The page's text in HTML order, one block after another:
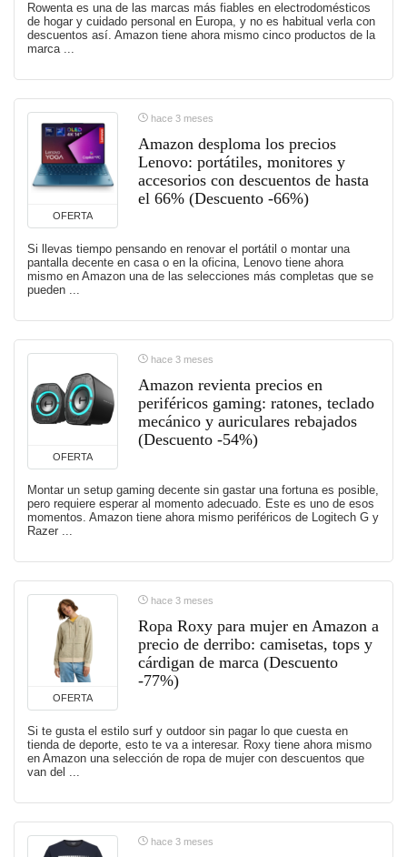
Rowenta es una de las marcas más fiables en electrodomésticos
de hogar y cuidado personal en Europa, y no es habitual verla con
descuentos así. Amazon tiene ahora mismo cinco productos de la
marca ...
OFERTA
hace 3 meses
Amazon desploma los precios
Lenovo: portátiles, monitores y
accesorios con descuentos de hasta
el 66% (Descuento -66%)
Si llevas tiempo pensando en renovar el portátil o montar una
pantalla decente en casa o en la oficina, Lenovo tiene ahora
mismo en Amazon una de las selecciones más completas que se
pueden ...
OFERTA
hace 3 meses
Amazon revienta precios en
periféricos gaming: ratones, teclado
mecánico y auriculares rebajados
(Descuento -54%)
Montar un setup gaming decente sin gastar una fortuna es posible,
pero requiere esperar al momento adecuado. Este es uno de esos
momentos. Amazon tiene ahora mismo periféricos de Logitech G y
Razer ...
OFERTA
hace 3 meses
Ropa Roxy para mujer en Amazon a
precio de derribo: camisetas, tops y
cárdigan de marca (Descuento
-77%)
Si te gusta el estilo surf y outdoor sin pagar lo que cuesta en
tienda de deporte, esto te va a interesar. Roxy tiene ahora mismo
en Amazon una selección de ropa de mujer con descuentos que
van del ...
hace 3 meses